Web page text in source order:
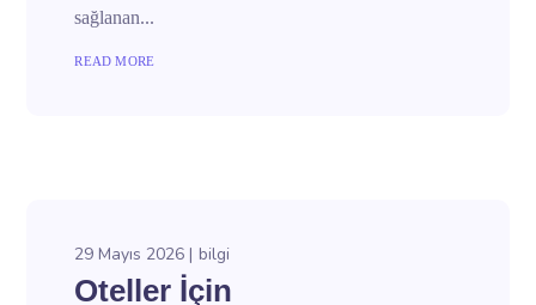
sağlanan...
READ MORE
29 Mayıs 2026 bilgi
Oteller İçin